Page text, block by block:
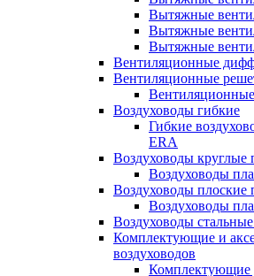
Вытяжные
Вытяжные
Вытяжные
Вентиляционные
Вентиляционные
Воздуховоды гибкие
Гибкие
ERA
Воздуховоды круглые
Воздуховоды
Воздуховоды плоские
Воздуховоды
Воздуховоды
Комплектующие и
воздуховодов
Комплектующие